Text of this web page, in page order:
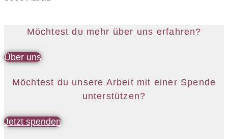
Möchtest du mehr über uns erfahren?
Über uns
Möchtest du unsere Arbeit mit einer Spende
unterstützen?
Jetzt spenden